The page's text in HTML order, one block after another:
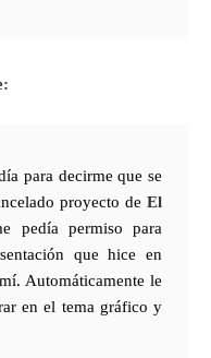
para decirme que se
proyecto de El
pedía permiso para
que hice en
Automáticamente le
en el tema gráfico y